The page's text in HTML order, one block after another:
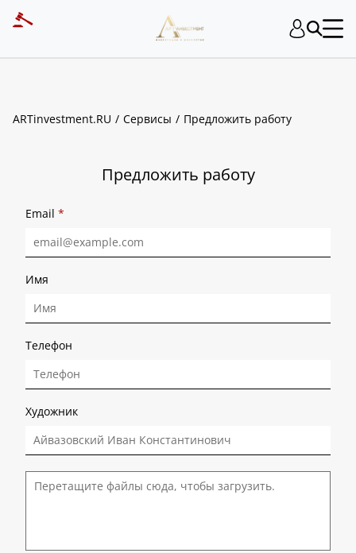
ARTinvestment.RU Сервисы Предложить работу
Предложить работу
Email *
Имя
Телефон
Художник
Перетащите файлы сюда, чтобы загрузить.